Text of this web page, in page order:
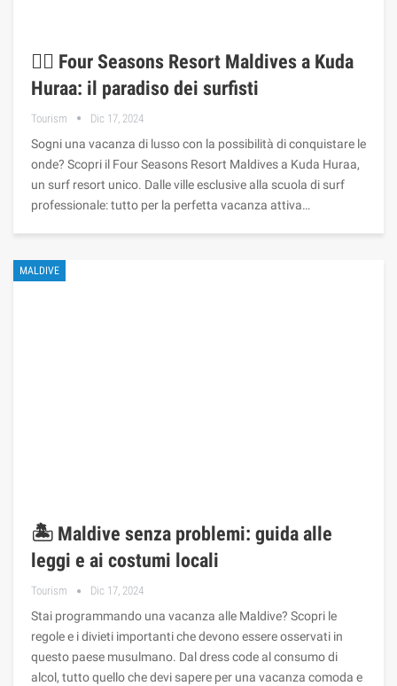
🏄‍♂️ Four Seasons Resort Maldives a Kuda
Huraa: il paradiso dei surfisti
Tourism Dic 17, 2024
Sogni una vacanza di lusso con la possibilità di conquistare le
onde? Scopri il Four Seasons Resort Maldives a Kuda Huraa,
un surf resort unico. Dalle ville esclusive alla scuola di surf
professionale: tutto per la perfetta vacanza attiva…
MALDIVE
🏝️ Maldive senza problemi: guida alle
leggi e ai costumi locali
Tourism Dic 17, 2024
Stai programmando una vacanza alle Maldive? Scopri le
regole e i divieti importanti che devono essere osservati in
questo paese musulmano. Dal dress code al consumo di
alcol, tutto quello che devi sapere per una vacanza comoda e